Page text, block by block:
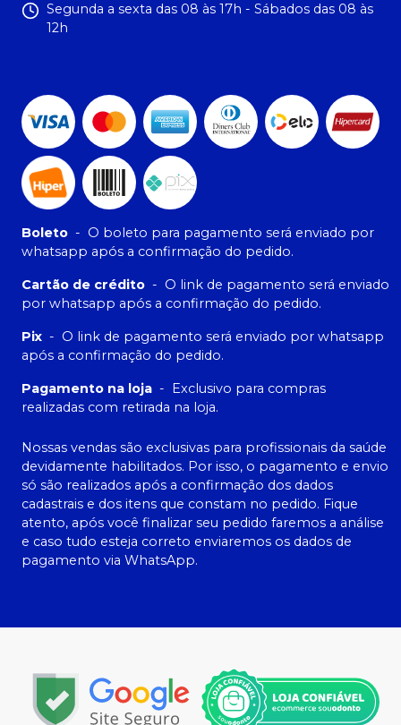
Segunda a sexta das 08 às 17h - Sábados das 08 às
12h
Boleto - O boleto para pagamento será enviado por
whatsapp após a confirmação do pedido.
Cartão de crédito - O link de pagamento será enviado
por whatsapp após a confirmação do pedido.
Pix - O link de pagamento será enviado por whatsapp
após a confirmação do pedido.
Pagamento na loja -
Exclusivo para compras
realizadas com retirada na loja.
Nossas vendas são exclusivas para profissionais da saúde
devidamente habilitados. Por isso, o pagamento e envio
só são realizados após a confirmação dos dados
cadastrais e dos itens que constam no pedido. Fique
atento, após você finalizar seu pedido faremos a análise
e caso tudo esteja correto enviaremos os dados de
pagamento via WhatsApp.